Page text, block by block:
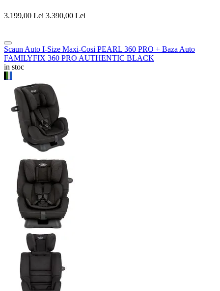
3.199,00 Lei 3.390,00 Lei
Scaun Auto I-Size Maxi-Cosi PEARL 360 PRO + Baza Auto
FAMILYFIX 360 PRO AUTHENTIC BLACK
in stoc